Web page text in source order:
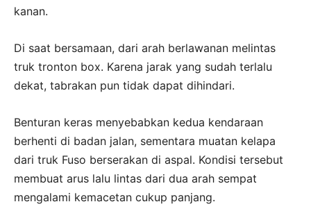
kanan.
Di saat bersamaan, dari arah berlawanan melintas
truk tronton box. Karena jarak yang sudah terlalu
dekat, tabrakan pun tidak dapat dihindari.
Benturan keras menyebabkan kedua kendaraan
berhenti di badan jalan, sementara muatan kelapa
dari truk Fuso berserakan di aspal. Kondisi tersebut
membuat arus lalu lintas dari dua arah sempat
mengalami kemacetan cukup panjang.